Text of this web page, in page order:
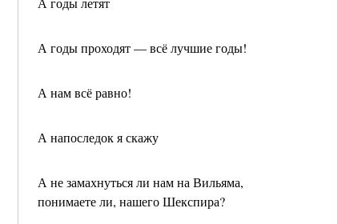
А годы проходят — всё лучшие годы!
А нам всё равно!
А напоследок я скажу
А не замахнуться ли нам на Вильяма,
понимаете ли, нашего Шекспира?